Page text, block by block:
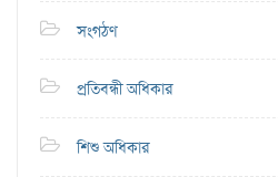
সংগঠণ
প্রতিবন্ধী অধিকার
শিশু অধিকার